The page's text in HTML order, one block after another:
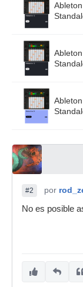
#2 por
No es posible